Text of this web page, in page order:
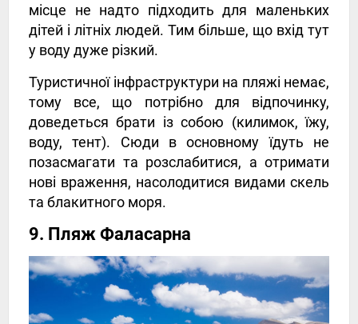
місце не надто підходить для маленьких
дітей і літніх людей. Тим більше, що вхід тут
у воду дуже різкий.
Туристичної інфраструктури на пляжі немає,
тому все, що потрібно для відпочинку,
доведеться брати із собою (килимок, їжу,
воду, тент). Сюди в основному їдуть не
позасмагати та розслабитися, а отримати
нові враження, насолодитися видами скель
та блакитного моря.
9. Пляж Фаласарна